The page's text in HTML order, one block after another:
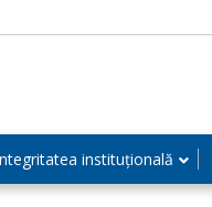
instituțională